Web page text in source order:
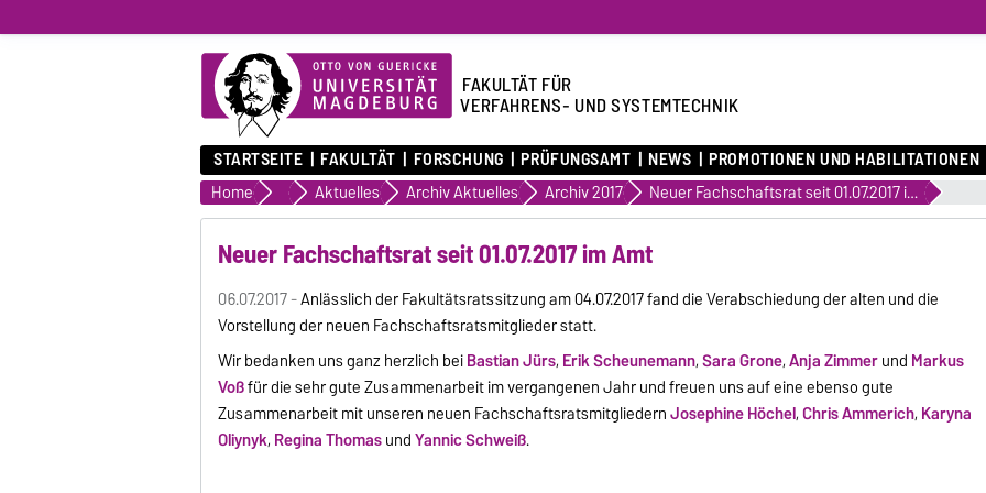
FAKULTÄT FÜR
VERFAHRENS- UND SYSTEMTECHNIK
STARTSEITE FAKULTÄT FORSCHUNG PRÜFUNGSAMT NEWS PROMOTIONEN UND HABILITATIONEN
Home FakultätAktuelles Archiv Aktuelles Archiv 2017 Neuer Fachschaftsrat seit 01.07.2017 im Amt
Neuer Fachschaftsrat seit 01.07.2017 im Amt
06.07.2017 -Anlässlich der Fakultätsratssitzung am 04.07.2017 fand die Verabschiedung der alten und die
Vorstellung der neuen Fachschaftsratsmitglieder statt.
Wir bedanken uns ganz herzlich beiBastian Jürs, Erik Scheunemann,Sara Grone,Anja Zimmerund Markus
Voßfür die sehr gute Zusammenarbeit im vergangenen Jahr und freuen uns auf eine ebenso gute
Zusammenarbeit mit unseren neuen FachschaftsratsmitgliedernJosephine Höchel,Chris Ammerich, Karyna
Oliynyk, Regina ThomasundYannic Schweiß.